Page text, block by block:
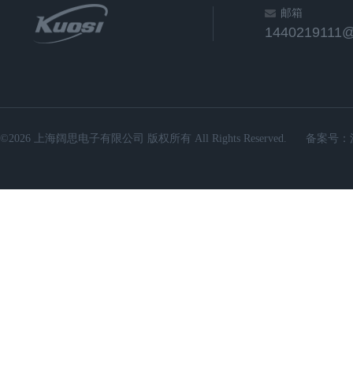
邮箱
©2026 上海阔思电子有限公司 版权所有 All Rights Reserved. 备案号：